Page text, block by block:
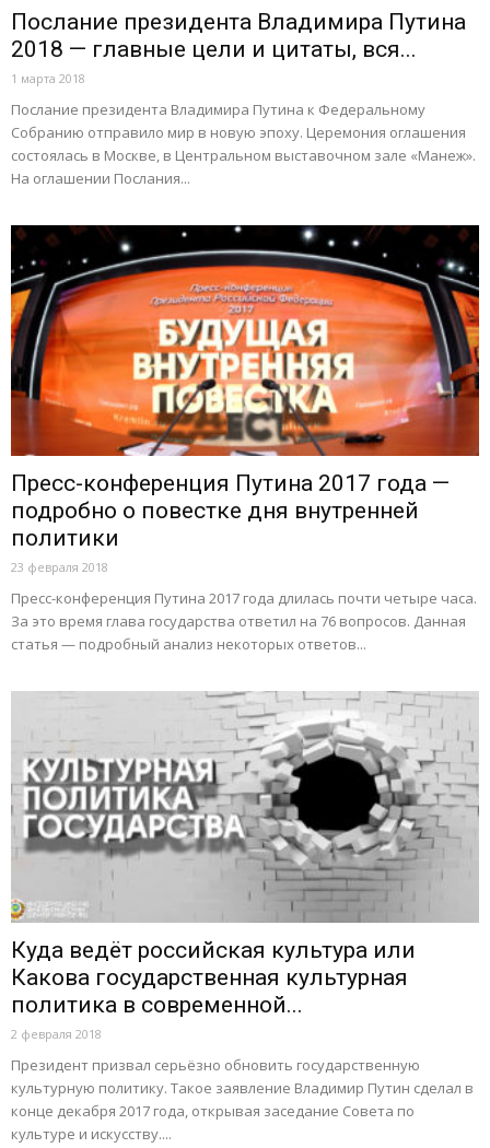
Послание президента Владимира Путина
2018 — главные цели и цитаты, вся...
1 марта 2018
Послание президента Владимира Путина к Федеральному
Собранию отправило мир в новую эпоху. Церемония оглашения
состоялась в Москве, в Центральном выставочном зале «Манеж».
На оглашении Послания...
Пресс-конференция Путина 2017 года —
подробно о повестке дня внутренней
политики
23 февраля 2018
Пресс-конференция Путина 2017 года длилась почти четыре часа.
За это время глава государства ответил на 76 вопросов. Данная
статья — подробный анализ некоторых ответов...
Куда ведёт российская культура или
Какова государственная культурная
политика в современной...
2 февраля 2018
Президент призвал серьёзно обновить государственную
культурную политику. Такое заявление Владимир Путин сделал в
конце декабря 2017 года, открывая заседание Совета по
культуре и искусству....